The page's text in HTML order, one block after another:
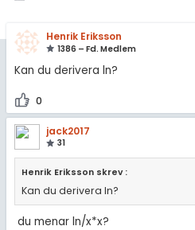
Henrik Eriksson
1386 – Fd. Medlem
Kan du derivera ln?
0
jack2017
31
Henrik Eriksson skrev :
Kan du derivera ln?
du menar ln/x*x?
(mattedelen)
diskussioner
ämnen